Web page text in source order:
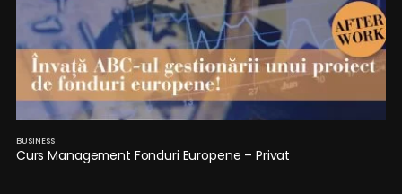
BUSINESS
Curs Management Fonduri Europene – Privat